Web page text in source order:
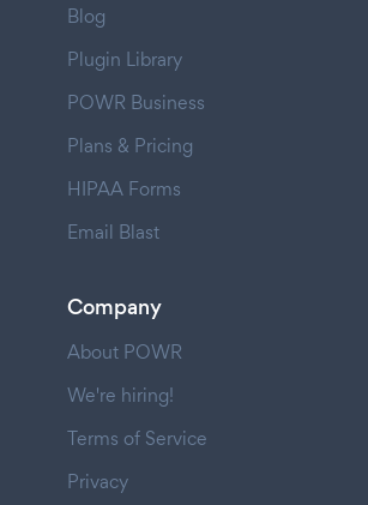
Blog
Plugin Library
POWR Business
Plans & Pricing
HIPAA Forms
Email Blast
Company
About POWR
We're hiring!
Terms of Service
Privacy